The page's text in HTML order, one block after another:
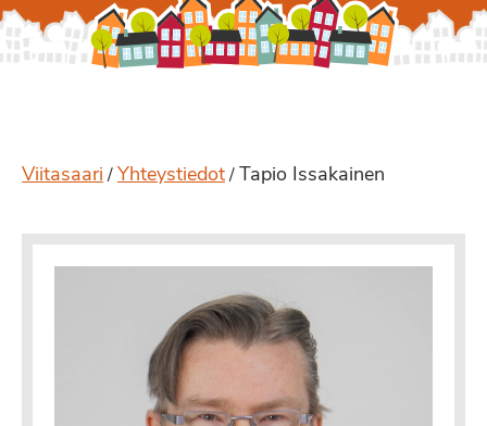
Viitasaari / Yhteystiedot / Tapio Issakainen